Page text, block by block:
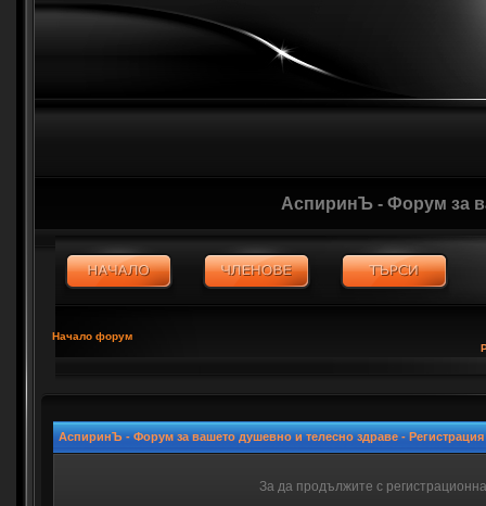
АспиринЪ - Форум за
Начало форум
АспиринЪ - Форум за вашето душевно и телесно здраве - Регистрация
За да продължите с